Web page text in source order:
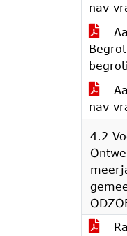
nav
nav
4.2